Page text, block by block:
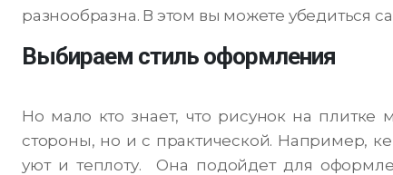
разнообразна. В этом вы можете убедиться
Выбираем стиль оформления
Но мало кто знает, что рисунок на плитке
стороны, но и с практической. Например,
уют и теплоту. Она подойдет для